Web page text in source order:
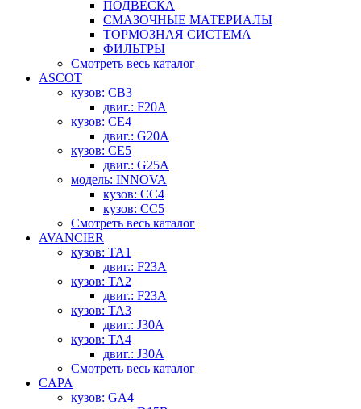
ПОДВЕСКА
СМАЗОЧНЫЕ МАТЕРИАЛЫ
ТОРМОЗНАЯ СИСТЕМА
ФИЛЬТРЫ
Смотреть весь каталог
ASCOT
кузов: CB3
двиг.: F20A
кузов: CE4
двиг.: G20A
кузов: CE5
двиг.: G25A
модель: INNOVA
кузов: CC4
кузов: CC5
Смотреть весь каталог
AVANCIER
кузов: TA1
двиг.: F23A
кузов: TA2
двиг.: F23A
кузов: TA3
двиг.: J30A
кузов: TA4
двиг.: J30A
Смотреть весь каталог
CAPA
кузов: GA4